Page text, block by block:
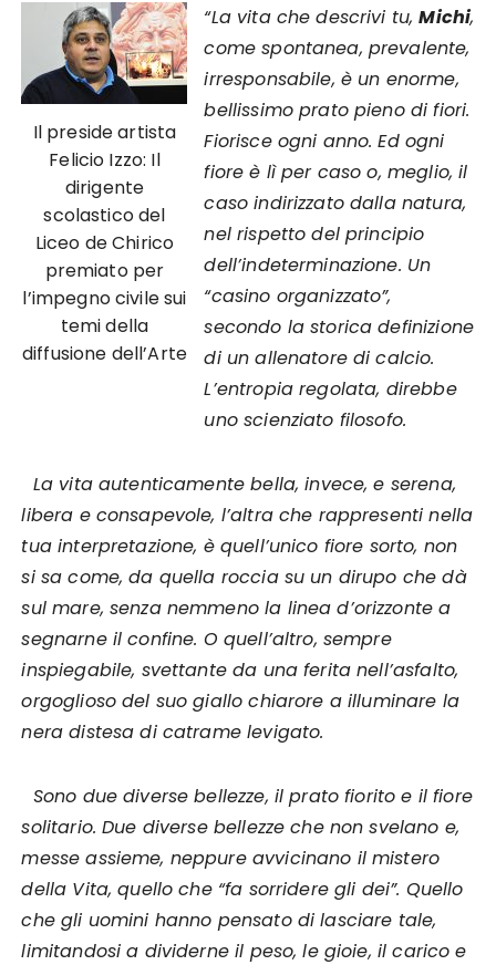
Il preside artista
Felicio Izzo: Il
dirigente
scolastico del
Liceo de Chirico
premiato per
l’impegno civile sui
temi della
diffusione dell’Arte
“La vita che descrivi tu,Michi,
come spontanea, prevalente,
irresponsabile, è un enorme,
bellissimo prato pieno di fiori.
Fiorisce ogni anno. Ed ogni
fiore è lì per caso o, meglio, il
caso indirizzato dalla natura,
nel rispetto del principio
dell’indeterminazione. Un
“casino organizzato”,
secondo la storica definizione
di un allenatore di calcio.
L’entropia regolata, direbbe
uno scienziato filosofo.
La vita autenticamente bella, invece, e serena,
libera e consapevole, l’altra che rappresenti nella
tua interpretazione, è quell’unico fiore sorto, non
si sa come, da quella roccia su un dirupo che dà
sul mare, senza nemmeno la linea d’orizzonte a
segnarne il confine. O quell’altro, sempre
inspiegabile, svettante da una ferita nell’asfalto,
orgoglioso del suo giallo chiarore a illuminare la
nera distesa di catrame levigato.
Sono due diverse bellezze, il prato fiorito e il fiore
solitario. Due diverse bellezze che non svelano e,
messe assieme, neppure avvicinano il mistero
della Vita, quello che “fa sorridere gli dei”. Quello
che gli uomini hanno pensato di lasciare tale,
limitandosi a dividerne il peso, le gioie, il carico e